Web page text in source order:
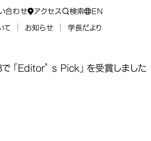
合わせ アクセス 検索 EN
て お知らせ 学長だより
Editor’s Pick」を受賞しました